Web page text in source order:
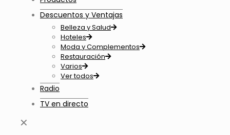
Descuentos y Ventajas
Belleza y Salud
Hoteles
Moda y Complementos
Restauración
Varios
Ver todos
Radio
TV en directo
✕